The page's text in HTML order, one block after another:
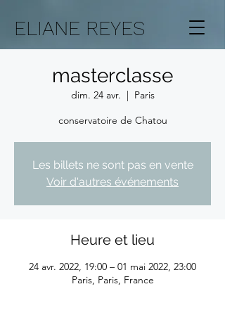
ELIANE REYES
masterclasse
dim. 24 avr.
  |
Paris
conservatoire de Chatou
Les billets ne sont pas en vente
Voir d'autres événements
Heure et lieu
24 avr. 2022, 19:00 – 01 mai 2022, 23:00
Paris, Paris, France